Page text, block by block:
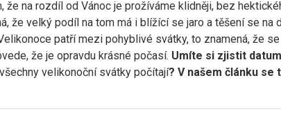
že na rozdíl od Vánoc je prožíváme klidněji, bez
že velký podíl na tom má i blížící se jaro a těšení se na
patří mezi pohyblivé svátky, to znamená, že
že je opravdu krásné počasí. Umíte si zjistit datum
velikonoční svátky počítají? V našem článku se